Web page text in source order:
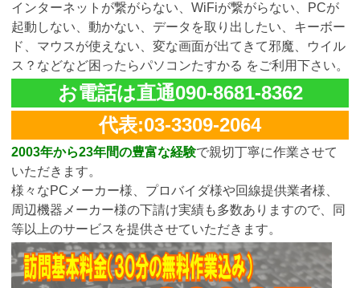
インターネットが繋がらない、WiFiが繋がらない、PCが
起動しない、動かない、データを取り出したい、キーボー
ド、マウスが使えない、変な画面が出てきて邪魔、ウイル
ス？などなど困ったらパソコンたすかる をご利用下さい。
お電話は直通090-8681-8362
代表:03-3309-2064
2003年から23年間の豊富な経験で親切丁寧に作業させて
いただきます。
様々なPCメーカー様、プロバイダ様や回線提供業者様、
周辺機器メーカー様の下請け実績も多数ありますので、同
等以上のサービスを提供させていただきます。